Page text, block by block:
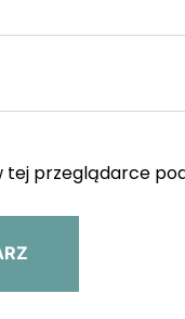
tej przeglądarce